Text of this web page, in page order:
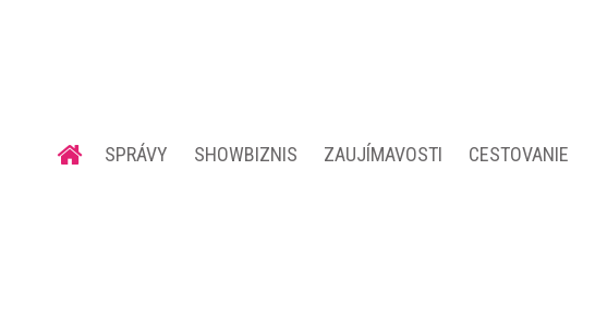
SPRÁVY SHOWBIZNIS ZAUJÍMAVOSTI CESTOVANIE